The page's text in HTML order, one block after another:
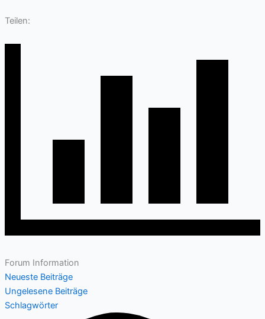
Teilen:
Forum Information
Neueste Beiträge
Ungelesene Beiträge
Schlagwörter